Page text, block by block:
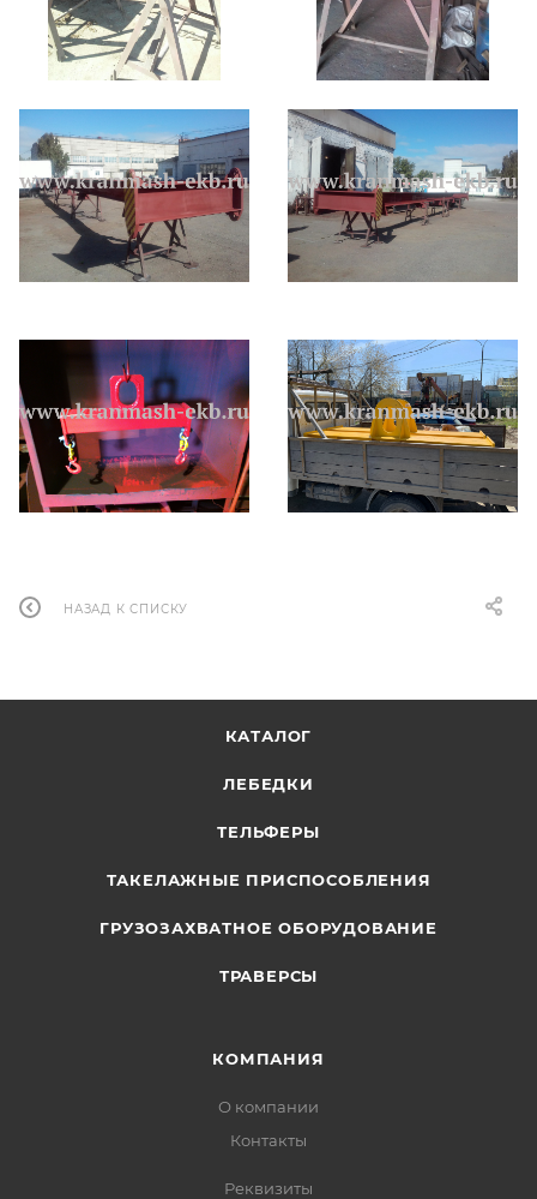
НАЗАД К СПИСКУ
КАТАЛОГ
ЛЕБЕДКИ
ТЕЛЬФЕРЫ
ТАКЕЛАЖНЫЕ ПРИСПОСОБЛЕНИЯ
ГРУЗОЗАХВАТНОЕ ОБОРУДОВАНИЕ
ТРАВЕРСЫ
КОМПАНИЯ
О компании
Контакты
Реквизиты